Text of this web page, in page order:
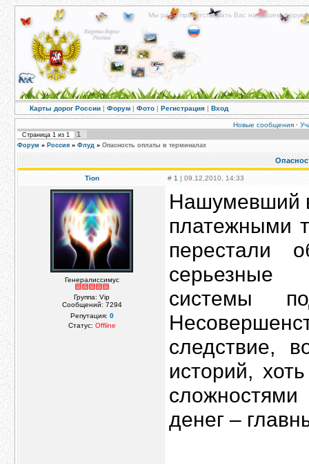
Мы рады приветствовать Вас на нашем
Карты дорог России | Форум | Фото | Регистрация | Вход
Новые сообщения·
Страница 1 из 1 1
Форум » Россия » Флуд » Опасность оплаты в терминалах
Tion # 1 | 09.12.2010, 14:33
Генералиссимус
Группа: Vip
Сообщений: 7294
Репутация: 0
Статус: Offline
Нашумевший
платежными
перестали
серьезные
системы
следствие,
историй,
денег –